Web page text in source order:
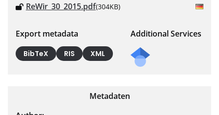
ReWir_30_2015.pdf(304KB)
Export metadata
BibTeX RIS XML
Additional Services
Metadaten